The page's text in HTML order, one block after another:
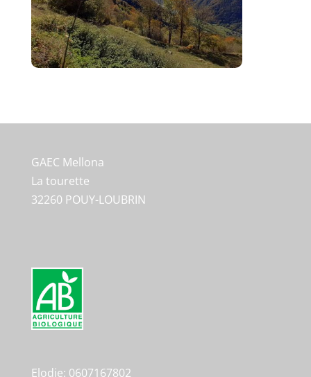
GAEC Mellona
La tourette
32260 POUY-LOUBRIN
Elodie: 0607167802